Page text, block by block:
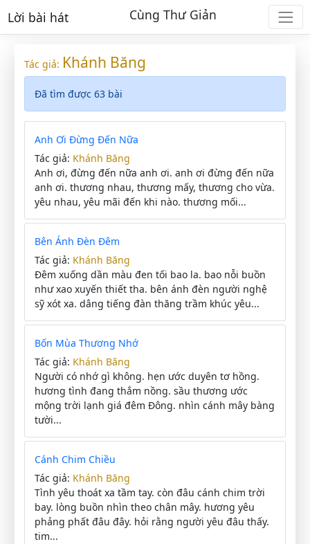
Lời bài hát Cùng Thư Giản
Tác giả: Khánh Băng
Đã tìm được 63 bài
Anh Ơi Đừng Đến Nữa
Tác giả: Khánh Băng
Anh ơi, đừng đến nữa anh ơi. anh ơi đừng đến nữa
anh ơi. thương nhau, thương mấy, thương cho vừa.
yêu nhau, yêu mãi đến khi nào. thương mối...
Bên Ánh Đèn Đêm
Tác giả: Khánh Băng
Đêm xuống dần màu đen tối bao la. bao nỗi buồn
như xao xuyến thiết tha. bên ánh đèn người nghệ
sỹ xót xa. dâng tiếng đàn thăng trầm khúc yêu...
Bốn Mùa Thương Nhớ
Tác giả: Khánh Băng
Người có nhớ gì không. hẹn ước duyên tơ hồng.
hương tình đang thắm nồng. sầu thương ước
mộng trời lạnh giá đêm Đông. nhìn cánh mây bàng
tười...
Cánh Chim Chiều
Tác giả: Khánh Băng
Tình yêu thoát xa tầm tay. còn đâu cánh chim trời
bay. lòng buồn nhìn theo chân mây. hương yêu
phảng phất đâu đây. hỏi rằng người yêu đâu thấy.
tim...